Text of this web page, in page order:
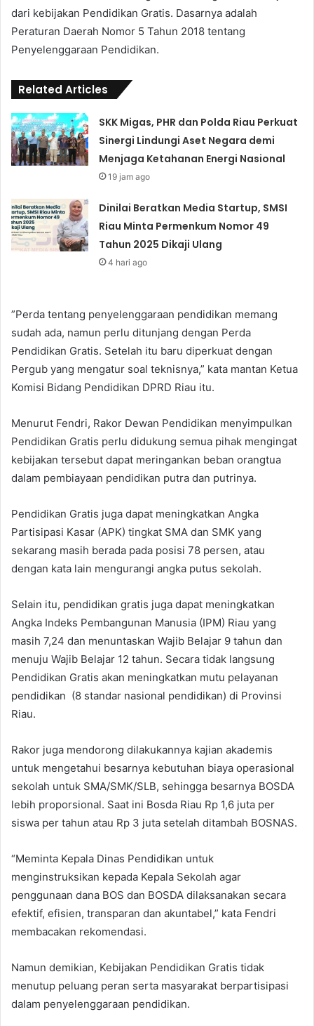
dari kebijakan Pendidikan Gratis. Dasarnya adalah
Peraturan Daerah Nomor 5 Tahun 2018 tentang
Penyelenggaraan Pendidikan.
Related Articles
SKK Migas, PHR dan Polda Riau Perkuat
Sinergi Lindungi Aset Negara demi
Menjaga Ketahanan Energi Nasional
19 jam ago
Dinilai Beratkan Media Startup, SMSI
Riau Minta Permenkum Nomor 49
Tahun 2025 Dikaji Ulang
4 hari ago
”Perda tentang penyelenggaraan pendidikan memang
sudah ada, namun perlu ditunjang dengan Perda
Pendidikan Gratis. Setelah itu baru diperkuat dengan
Pergub yang mengatur soal teknisnya,” kata mantan Ketua
Komisi Bidang Pendidikan DPRD Riau itu.
Menurut Fendri, Rakor Dewan Pendidikan menyimpulkan
Pendidikan Gratis perlu didukung semua pihak mengingat
kebijakan tersebut dapat meringankan beban orangtua
dalam pembiayaan pendidikan putra dan putrinya.
Pendidikan Gratis juga dapat meningkatkan Angka
Partisipasi Kasar (APK) tingkat SMA dan SMK yang
sekarang masih berada pada posisi 78 persen, atau
dengan kata lain mengurangi angka putus sekolah.
Selain itu, pendidikan gratis juga dapat meningkatkan
Angka Indeks Pembangunan Manusia (IPM) Riau yang
masih 7,24 dan menuntaskan Wajib Belajar 9 tahun dan
menuju Wajib Belajar 12 tahun. Secara tidak langsung
Pendidikan Gratis akan meningkatkan mutu pelayanan
pendidikan (8 standar nasional pendidikan) di Provinsi
Riau.
Rakor juga mendorong dilakukannya kajian akademis
untuk mengetahui besarnya kebutuhan biaya operasional
sekolah untuk SMA/SMK/SLB, sehingga besarnya BOSDA
lebih proporsional. Saat ini Bosda Riau Rp 1,6 juta per
siswa per tahun atau Rp 3 juta setelah ditambah BOSNAS.
“Meminta Kepala Dinas Pendidikan untuk
menginstruksikan kepada Kepala Sekolah agar
penggunaan dana BOS dan BOSDA dilaksanakan secara
efektif, efisien, transparan dan akuntabel,” kata Fendri
membacakan rekomendasi.
Namun demikian, Kebijakan Pendidikan Gratis tidak
menutup peluang peran serta masyarakat berpartisipasi
dalam penyelenggaraan pendidikan.